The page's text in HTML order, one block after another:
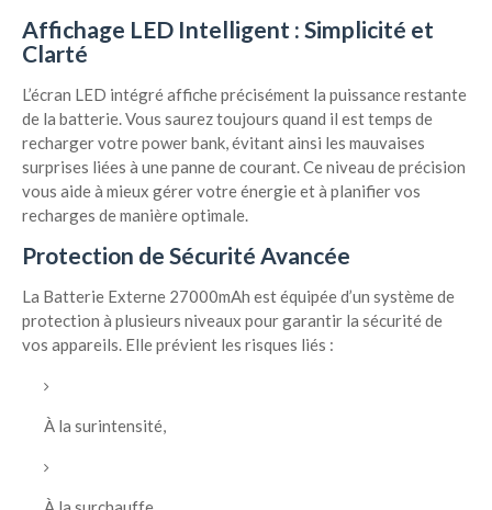
Affichage LED Intelligent : Simplicité et
Clarté
L’écran LED intégré affiche précisément la puissance restante
de la batterie. Vous saurez toujours quand il est temps de
recharger votre power bank, évitant ainsi les mauvaises
surprises liées à une panne de courant. Ce niveau de précision
vous aide à mieux gérer votre énergie et à planifier vos
recharges de manière optimale.
Protection de Sécurité Avancée
La Batterie Externe 27000mAh est équipée d’un système de
protection à plusieurs niveaux pour garantir la sécurité de
vos appareils. Elle prévient les risques liés :
À la surintensité,